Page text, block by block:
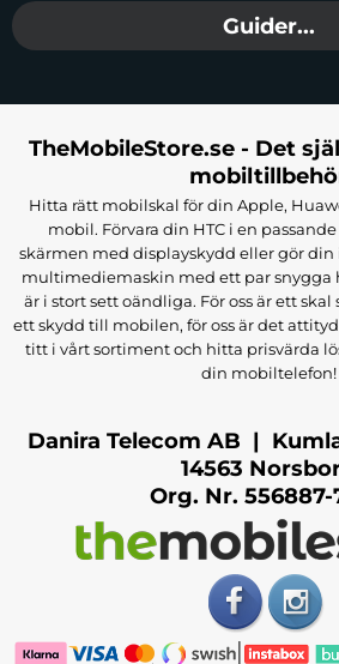
Guider...
TheMobileStore.se - Det
Hitta rätt mobilskal för din Apple,
mobil. Förvara din HTC i en
skärmen med displayskydd eller gör
multimediemaskin med ett par snygga
är i stort sett oändliga. För oss är ett
ett skydd till mobilen, för oss är det
titt i vårt sortiment och hitta prisvärda
din mobiltelefon!
Danira Telecom AB |
14563
Org. Nr. 556887-